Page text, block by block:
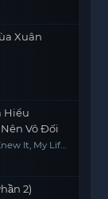
Xuân
Hiểu
Vô Đối
It, My Life
2)